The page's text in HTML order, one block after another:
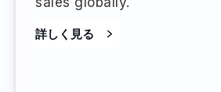
詳しく見る